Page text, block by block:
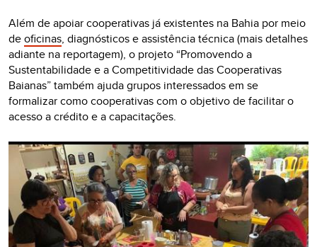
Além de apoiar cooperativas já existentes na Bahia por meio
deoficinas, diagnósticos e assistência técnica (mais detalhes
adiante na reportagem), o projeto “Promovendo a
Sustentabilidade e a Competitividade das Cooperativas
Baianas” também ajuda grupos interessados em se
formalizar como cooperativas com o objetivo de facilitar o
acesso a crédito e a capacitações.